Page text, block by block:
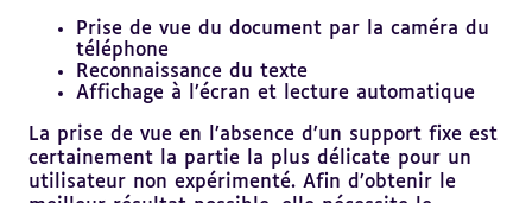
Prise de vue du document par la caméra du
téléphone
Reconnaissance du texte
Affichage à l’écran et lecture automatique
La prise de vue en l’absence d’un support fixe est
certainement la partie la plus délicate pour un
utilisateur non expérimenté. Afin d’obtenir le